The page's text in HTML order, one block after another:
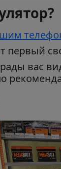
первый
вас